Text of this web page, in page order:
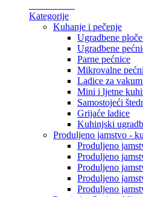
Kategorije
Kuhanje i pečenje
Ugradbene
Ugradbene
Parne pećnice
Mikrovalne
Ladice za
Mini i ljetne
Samostojeći
Grijaće ladice
Kuhinjski
Produljeno jamstvo -
Produljeno
Produljeno
Produljeno
Produljeno
Produljeno